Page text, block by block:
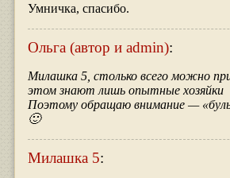
Умничка, спасибо.
Ольга (автор и admin):
Милашка 5, столько всего можно
этом знают лишь опытные хозяйки
Поэтому обращаю внимание —
🙂
Милашка 5: